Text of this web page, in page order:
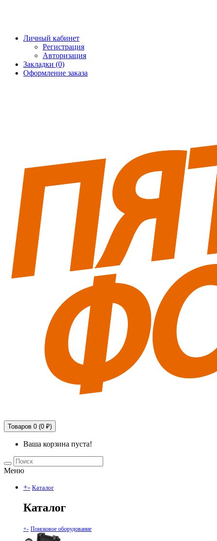
Личный кабинет
Регистрация
Авторизация
Закладки (0)
Оформление заказа
Товаров 0 (0 ₽)
Ваша корзина пуста!
Меню
+- Каталог
Каталог
+- Поисковое оборудование